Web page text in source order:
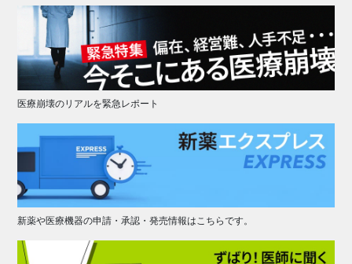
医療崩壊のリアルを緊急レポート
新薬や医療機器の申請・承認・発売情報はこちらです。